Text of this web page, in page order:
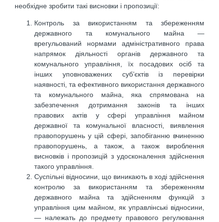
необхідне зробити такі висновки і пропозиції:
Контроль за використанням та збереженням
державного та комунального майна —
врегульований нормами адміністративного права
напрямок діяльності органів державного та
комунального управління, їх посадових осіб та
інших уповноважених суб’єктів із перевірки
наявності, та ефективного використання державного
та комунального майна, яка спрямована на
забезпечення дотримання законів та інших
правових актів у сфері управління майном
державної та комунальної власності, виявлення
правопорушень у цій сфері, запобіганню вчиненню
правопорушень, а також, а також вироблення
висновків і пропозицій з удосконалення здійснення
такого управління.
Суспільні відносини, що виникають в ході здійснення
контролю за використанням та збереженням
державного майна та здійсненням функцій з
управління цим майном, як управлінські відносини,
— належать до предмету правового регулювання